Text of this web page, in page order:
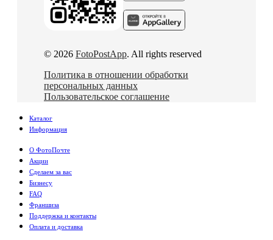
© 2026 FotoPostApp. All rights reserved
Политика в отношении обработки
персональных данных
Пользовательское соглашение
Каталог
Информация
О ФотоПочте
Акции
Сделаем за вас
Бизнесу
FAQ
Франшиза
Поддержка и контакты
Оплата и доставка